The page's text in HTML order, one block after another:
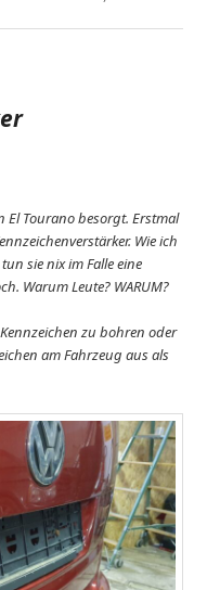
Tourano besorgt. Erstmal
Wie ich
sie nix im Falle eine
Warum Leute? WARUM?
zu bohren oder
am Fahrzeug aus als